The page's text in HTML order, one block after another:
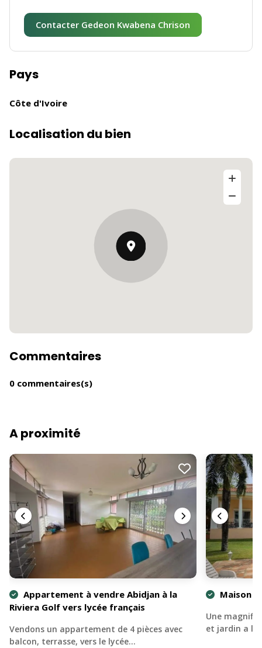
Contacter Gedeon Kwabena Chrison
Pays
Côte d'Ivoire
Localisation du bien
Commentaires
0 commentaires(s)
A proximité
Appartement à vendre Abidjan à la
Riviera Golf vers lycée français
Vendons un appartement de 4 pièces avec
balcon, terrasse, vers le lycée…
Maison
Une
et jardin a la